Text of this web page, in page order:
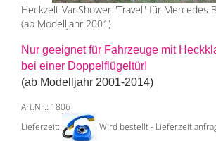
Heckzelt VanShower "Travel" für Mercedes
(ab Modelljahr 2001)
Nur geeignet für Fahrzeuge mit
bei einer Doppelflügeltür!
(ab Modelljahr 2001-2014)
Art.Nr.: 1806
Lieferzeit:
Wird bestellt - Lieferzeit